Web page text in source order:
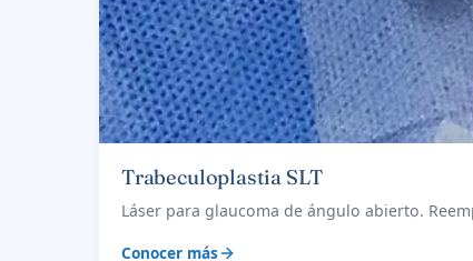
Trabeculoplastia SLT
Láser para glaucoma de ángulo abierto.
Conocer más